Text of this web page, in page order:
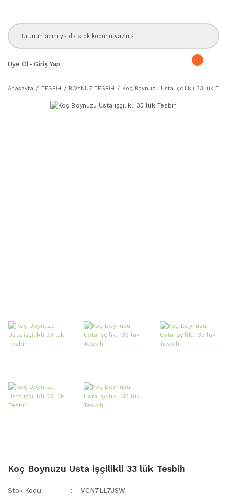
Üye Ol - Giriş Yap
Anasayfa TESBİH BOYNUZ TESBİH Koç Boynuzu Usta işçilikli 33 lük
Koç Boynuzu Usta işçilikli 33 lük Tesbih
Stok Kodu VCN7LL7JSW